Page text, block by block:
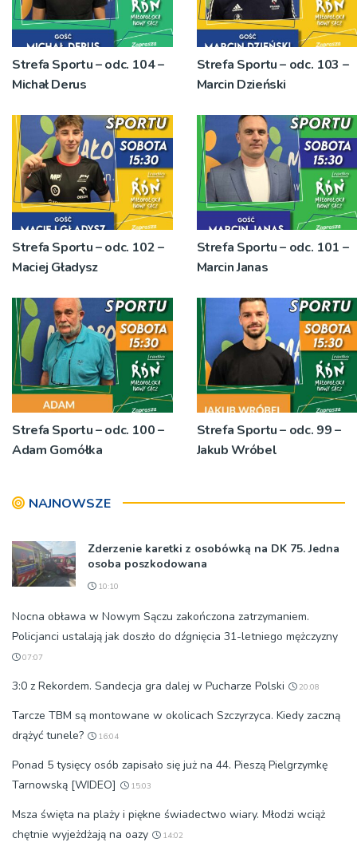
Strefa Sportu – odc. 104 –
Michał Derus
Strefa Sportu – odc. 103 –
Marcin Dzieński
Strefa Sportu – odc. 102 –
Maciej Gładysz
Strefa Sportu – odc. 101 –
Marcin Janas
Strefa Sportu – odc. 100 –
Adam Gomółka
Strefa Sportu – odc. 99 –
Jakub Wróbel
NAJNOWSZE
Zderzenie karetki z osobówką na DK 75. Jedna
osoba poszkodowana
10:10
Nocna obława w Nowym Sączu zakończona zatrzymaniem.
Policjanci ustalają jak doszło do dźgnięcia 31-letniego mężczyzny
07:07
3:0 z Rekordem. Sandecja gra dalej w Pucharze Polski 20:08
Tarcze TBM są montowane w okolicach Szczyrzyca. Kiedy zaczną
drążyć tunele?
16:04
Ponad 5 tysięcy osób zapisało się już na 44. Pieszą Pielgrzymkę
Tarnowską [WIDEO]
15:03
Msza święta na plaży i piękne świadectwo wiary. Młodzi wciąż
chętnie wyjeżdżają na oazy
14:02